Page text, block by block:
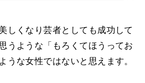
しくなり芸者としても成功して
うような「もろくてほうってお
うな女性ではないと思えます。